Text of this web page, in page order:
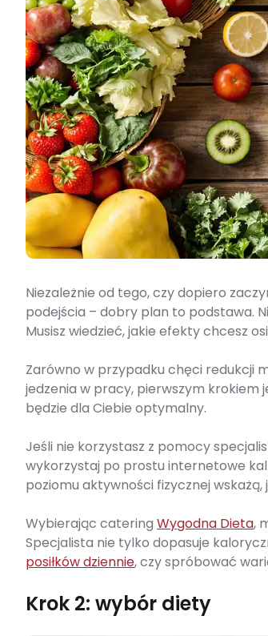
Niezależnie od tego, czy dopiero
podejścia – dobry plan to podstawa.
Musisz wiedzieć, jakie efekty chcesz
Zarówno w przypadku chęci redukcji
jedzenia w pracy, pierwszym krokiem
będzie dla Ciebie optymalny.
Jeśli nie korzystasz z pomocy
wykorzystaj po prostu internetowe
poziomu aktywności fizycznej
Wybierając catering Wygodna Dieta,
Specjalista nie tylko dopasuje
posiłków dziennie, czy spróbować
Krok 2: wybór diety